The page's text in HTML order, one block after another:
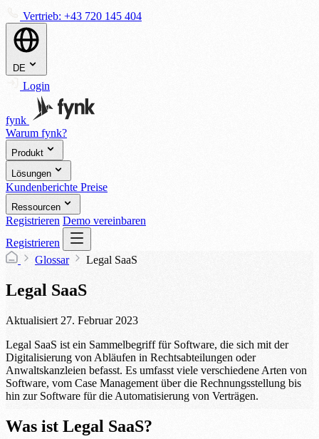
Vertrieb: +43 720 145 404
DE
Login
fynk
Warum fynk?
Produkt
Lösungen
Kundenberichte Preise
Ressourcen
Registrieren Demo vereinbaren
Registrieren
Glossar
Legal SaaS
Legal SaaS
Aktualisiert 27. Februar 2023
Legal SaaS ist ein Sammelbegriff für Software, die sich mit der
Digitalisierung von Abläufen in Rechtsabteilungen oder
Anwaltskanzleien befasst. Es umfasst viele verschiedene Arten von
Software, vom Case Management über die Rechnungsstellung bis
hin zur Software für die Automatisierung von Verträgen.
Was ist Legal SaaS?